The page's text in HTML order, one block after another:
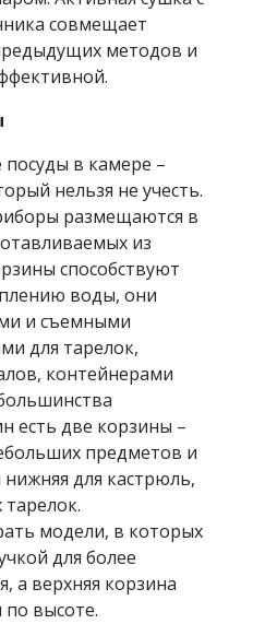
совмещает
методов и
в камере –
нельзя не учесть.
размещаются в
из
способствуют
воды, они
и съемными
для тарелок,
контейнерами
есть две корзины –
предметов и
для кастрюль,
тарелок.
модели, в которых
для более
а верхняя корзина
высоте.